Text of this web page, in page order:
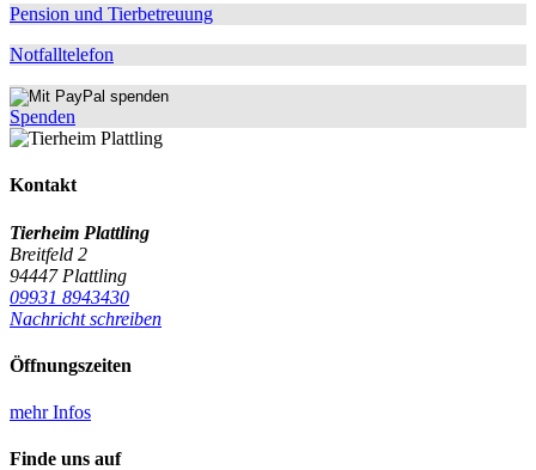
Pension und Tierbetreuung
Notfalltelefon
Spenden
Kontakt
Tierheim Plattling
Breitfeld 2
94447 Plattling
09931 8943430
Nachricht schreiben
Öffnungszeiten
mehr Infos
Finde uns auf